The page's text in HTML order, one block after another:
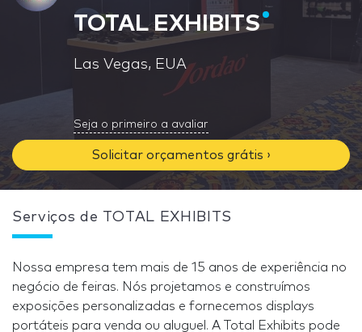
TOTAL EXHIBITS
Las Vegas, EUA
Seja o primeiro a avaliar
Solicitar orçamentos grátis ›
Serviços de TOTAL EXHIBITS
Nossa empresa tem mais de 15 anos de experiência no
negócio de feiras. Nós projetamos e construímos
exposições personalizadas e fornecemos displays
portáteis para venda ou aluguel. A Total Exhibits pode